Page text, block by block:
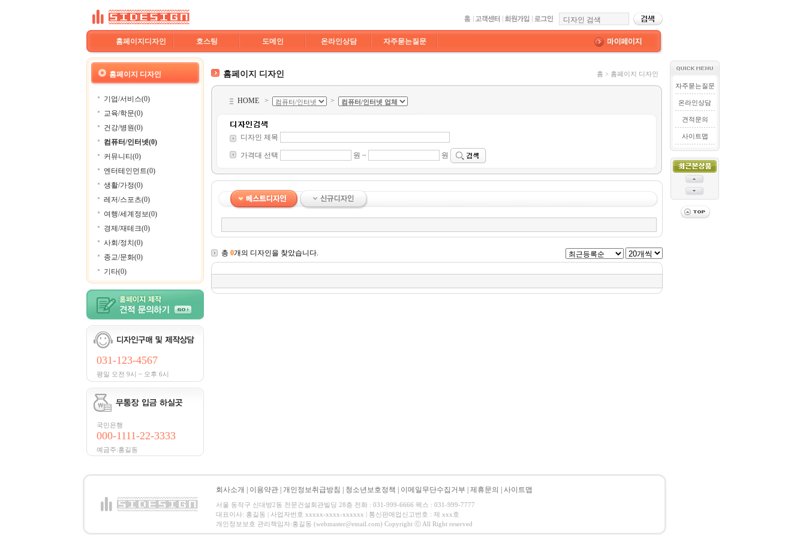
홈페이지디자인 호스팅 도메인 온라인상담 자주묻는질문
홈페이지 디자인
기업/서비스(0)
교육/학문(0)
건강/병원(0)
컴퓨터/인터넷(0)
커뮤니티(0)
엔터테인먼트(0)
생활/가정(0)
레저/스포츠(0)
여행/세계정보(0)
경제/재테크(0)
사회/정치(0)
종교/문화(0)
기타(0)
031-123-4567
평일 오전 9시 ~ 오후 6시
국민은행
000-1111-22-3333
예금주:홍길동
홈페이지 디자인 홈 > 홈페이지 디자인
HOME > >
디자인 제목
가격대 선택 원 ~ 원
총 0개의 디자인을 찾았습니다.
자주묻는질문
온라인상담
견적문의
사이트맵
회사소개 이용약관 개인정보취급방침 청소년보호정책 이메일무단수집거부 제휴문의 사이트맵
서울 동작구 신대방2동 전문건설회관빌딩 28층 전화 : 031-999-6666 팩스 : 031-999-7777
대표이사: 홍길동 | 사업자번호 xxxxx-xxxx-xxxxxx | 통신판매업신고번호 : 제 xxx호
개인정보보호 관리책임자:홍길동 (webmaster@email.com) Copyright ⓒ All Right reserved